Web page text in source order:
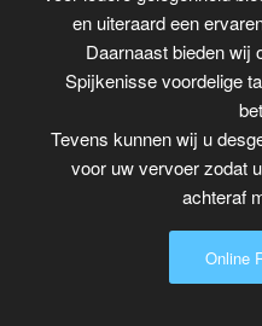
en uiteraard een
Daarnaast bieden wij
Spijkenisse voordelige
Tevens kunnen wij u
voor uw vervoer zodat
achteraf
Online